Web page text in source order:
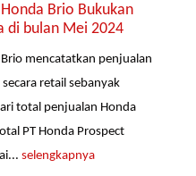
Brio Bukukan
di bulan Mei 2024
mencatatkan penjualan
retail sebanyak
total penjualan Honda
PT Honda Prospect
selengkapnya